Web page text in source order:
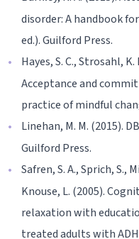
disorder: A handbook
ed.). Guilford Press.
Hayes, S. C., Strosahl,
Acceptance and
practice of mindful
Linehan, M. M. (2015).
Guilford Press.
Safren, S. A., Sprich, S.,
Knouse, L. (2005).
relaxation with
treated adults with